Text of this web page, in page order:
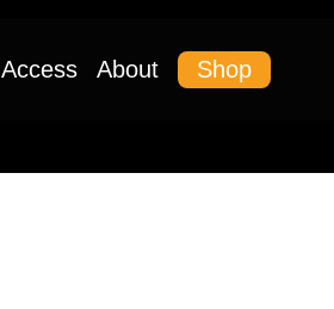
Access About Shop